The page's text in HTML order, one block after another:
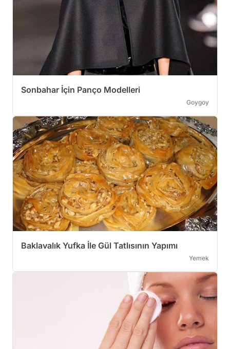
Sonbahar İçin Panço Modelleri
Goygoy
Baklavalık Yufka İle Gül Tatlısının Yapımı
Yemek